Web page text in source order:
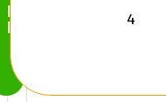
Köp
Nu